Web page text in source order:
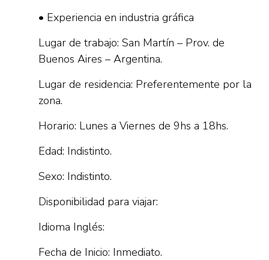
• Experiencia en industria gráfica
Lugar de trabajo: San Martín – Prov. de
Buenos Aires – Argentina.
Lugar de residencia: Preferentemente por la
zona.
Horario: Lunes a Viernes de 9hs a 18hs.
Edad: Indistinto.
Sexo: Indistinto.
Disponibilidad para viajar:
Idioma Inglés:
Fecha de Inicio: Inmediato.